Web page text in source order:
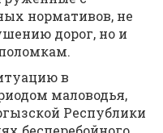
нормативов, не
дорог, но и
в
маловодья,
Республики